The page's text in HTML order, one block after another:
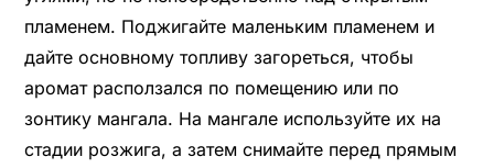
пламенем. Поджигайте маленьким пламенем и
дайте основному топливу загореться, чтобы
аромат расползался по помещению или по
зонтику мангала. На мангале используйте их на
стадии розжига, а затем снимайте перед прямым